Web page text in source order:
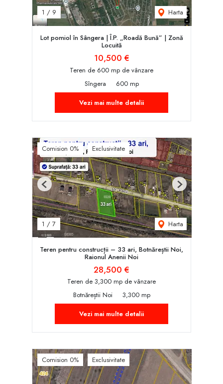
1 / 9 Harta
Lot pomiol în Sângera | Î.P. „Roadă Bună” | Zonă
Locuită
10,500 €
Teren de 600 mp de vânzare
Sîngera
600 mp
Vezi mai multe detalii
Comision 0% Exclusivitate
1 / 7 Harta
Previous Next
Teren pentru construcții – 33 ari, Botnăreștii Noi,
Raionul Anenii Noi
28,500 €
Teren de 3,300 mp de vânzare
Botnăreștii Noi
3,300 mp
Vezi mai multe detalii
Comision 0% Exclusivitate